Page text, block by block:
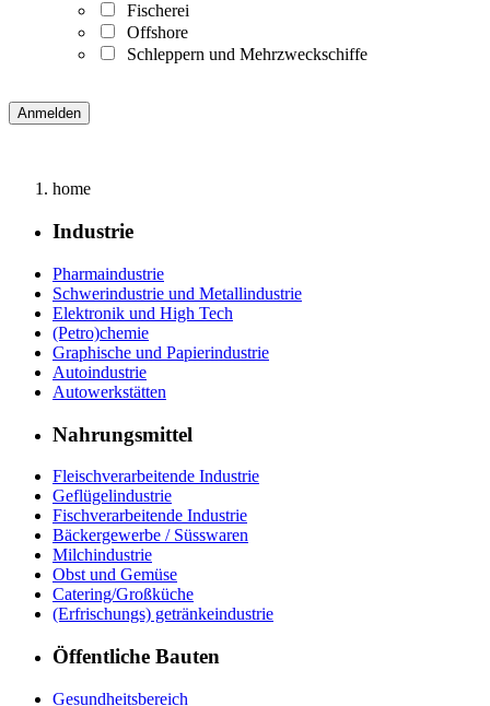
Fischerei
Offshore
Schleppern und Mehrzweckschiffe
home
Industrie
Pharmaindustrie
Schwerindustrie und Metallindustrie
Elektronik und High Tech
(Petro)chemie
Graphische und Papierindustrie
Autoindustrie
Autowerkstätten
Nahrungsmittel
Fleischverarbeitende Industrie
Geflügelindustrie
Fischverarbeitende Industrie
Bäckergewerbe / Süsswaren
Milchindustrie
Obst und Gemüse
Catering/Großküche
(Erfrischungs) getränkeindustrie
Öffentliche Bauten
Gesundheitsbereich